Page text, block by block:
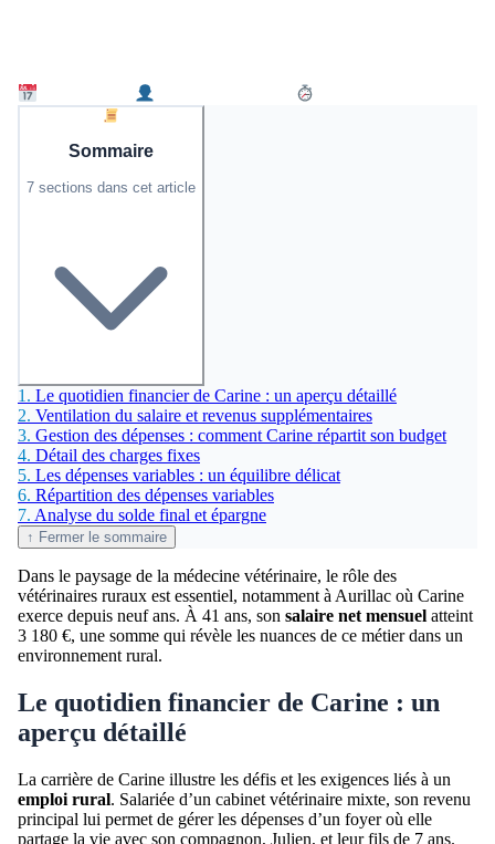
Sommaire
7 sections dans cet article
1. Le quotidien financier de Carine : un aperçu détaillé
2. Ventilation du salaire et revenus supplémentaires
3. Gestion des dépenses : comment Carine répartit son budget
4. Détail des charges fixes
5. Les dépenses variables : un équilibre délicat
6. Répartition des dépenses variables
7. Analyse du solde final et épargne
↑ Fermer le sommaire
Dans le paysage de la médecine vétérinaire, le rôle des
vétérinaires ruraux est essentiel, notamment à Aurillac où Carine
exerce depuis neuf ans. À 41 ans, son salaire net mensuel atteint
3 180 €, une somme qui révèle les nuances de ce métier dans un
environnement rural.
Le quotidien financier de Carine : un
aperçu détaillé
La carrière de Carine illustre les défis et les exigences liés à un
emploi rural. Salariée d’un cabinet vétérinaire mixte, son revenu
principal lui permet de gérer les dépenses d’un foyer où elle
partage la vie avec son compagnon, Julien, et leur fils de 7 ans.